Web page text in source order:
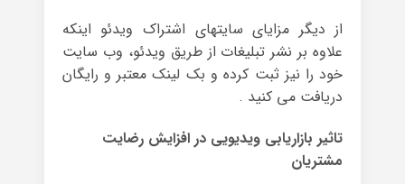
از دیگر مزایای سایتهای اشتراک ویدئو اینکه
علاوه بر نشر تبلیغات از طریق ویدئو، وب سایت
خود را نیز ثبت کرده و بک لینک معتبر و رایگان
دریافت می کنید .
تاثیر بازاریابی ویدیویی در افزایش رضایت
مشتریان